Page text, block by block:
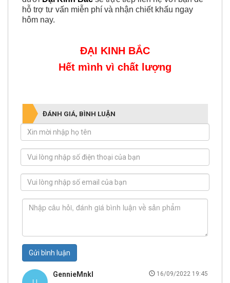
hỗ trợ tư vấn miễn phí và nhận chiết khấu ngay
hôm nay.
ĐẠI KINH BẮC
Hết mình vì chất lượng
ĐÁNH GIÁ, BÌNH LUẬN
Gửi bình luận
GennieMnkl 16/09/2022 19:45